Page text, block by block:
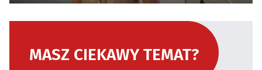
MASZ CIEKAWY TEMAT?